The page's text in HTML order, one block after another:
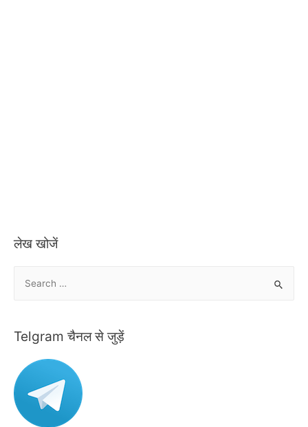
लेख खोजें
r
f
o
Telgram चैनल से जुड़ें